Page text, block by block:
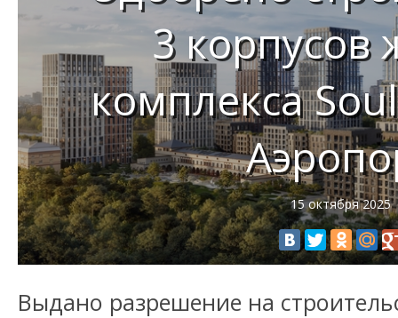
3 корпусов
комплекса
15 октября 2025
Выдано разрешение на